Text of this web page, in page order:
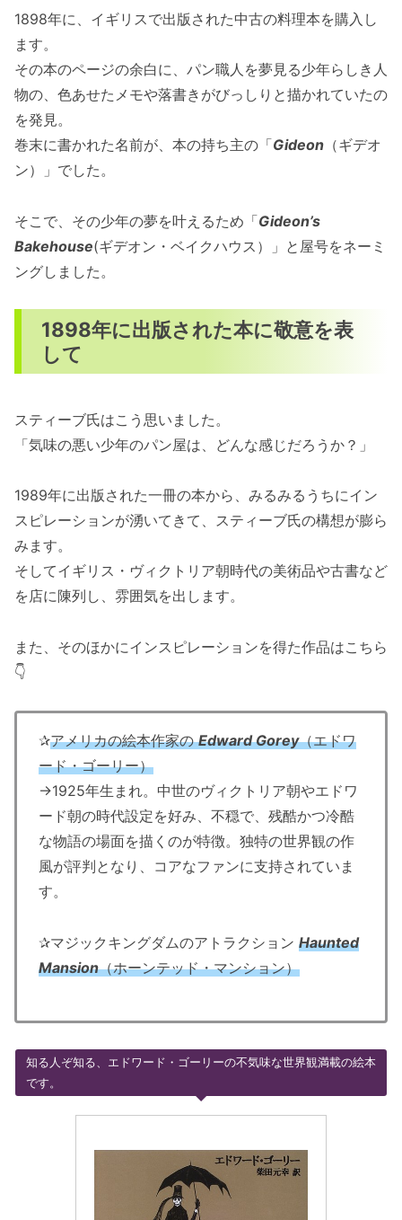
1898年に、イギリスで出版された中古の料理本を購入し
ます。
その本のページの余白に、パン職人を夢見る少年らしき人
物の、色あせたメモや落書きがびっしりと描かれていたの
を発見。
巻末に書かれた名前が、本の持ち主の「Gideon （ギデオ
ン）」でした。
そこで、その少年の夢を叶えるため「Gideon’s
Bakehouse(ギデオン・ベイクハウス）」と屋号をネーミ
ングしました。
1898年に出版された本に敬意を表
して
スティーブ氏はこう思いました。
「気味の悪い少年のパン屋は、どんな感じだろうか？」
1989年に出版された一冊の本から、みるみるうちにイン
スピレーションが湧いてきて、スティーブ氏の構想が膨ら
みます。
そしてイギリス・ヴィクトリア朝時代の美術品や古書など
を店に陳列し、雰囲気を出します。
また、そのほかにインスピレーションを得た作品はこちら
👇
✰アメリカの絵本作家のEdward Gorey（エドワ
ード・ゴーリー）
→1925年生まれ。中世のヴィクトリア朝やエドワ
ード朝の時代設定を好み、不穏で、残酷かつ冷酷
な物語の場面を描くのが特徴。独特の世界観の作
風が評判となり、コアなファンに支持されていま
す。
✰マジックキングダムのアトラクション Haunted
Mansion（ホーンテッド・マンション）
知る人ぞ知る、エドワード・ゴーリーの不気味な世界観満載の絵本
です。